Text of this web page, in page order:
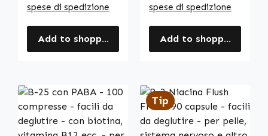
spese di spedizione
Add to shopping cart
spese di spedizione
Add to shopping cart
Tip